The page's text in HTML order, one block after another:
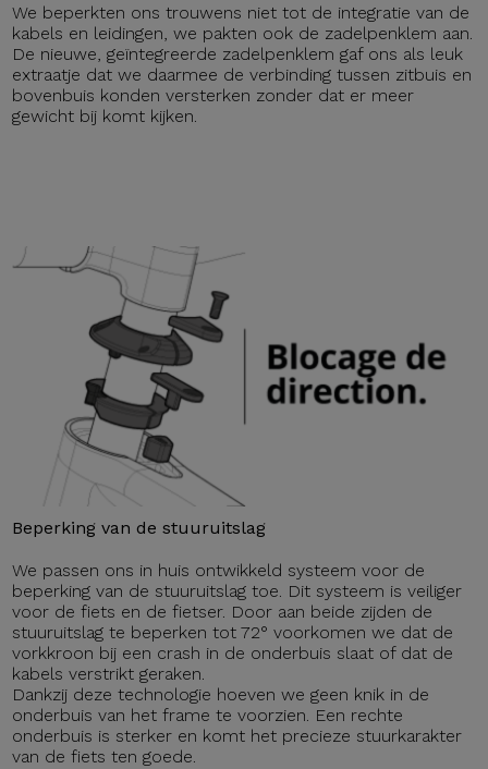
We beperkten ons trouwens niet tot de integratie van de
kabels en leidingen, we pakten ook de zadelpenklem aan.
De nieuwe, geïntegreerde zadelpenklem gaf ons als leuk
extraatje dat we daarmee de verbinding tussen zitbuis en
bovenbuis konden versterken zonder dat er meer
gewicht bij komt kijken.
Beperking van de stuuruitslag
We passen ons in huis ontwikkeld systeem voor de
beperking van de stuuruitslag toe. Dit systeem is veiliger
voor de fiets en de fietser. Door aan beide zijden de
stuuruitslag te beperken tot 72° voorkomen we dat de
vorkkroon bij een crash in de onderbuis slaat of dat de
kabels verstrikt geraken.
Dankzij deze technologie hoeven we geen knik in de
onderbuis van het frame te voorzien. Een rechte
onderbuis is sterker en komt het precieze stuurkarakter
van de fiets ten goede.